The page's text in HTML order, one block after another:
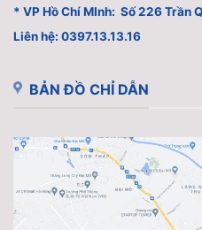
* VP Hồ Chí MInh: Số 226 Trần
Liên hệ: 0397.13.13.16
BẢN ĐỒ CHỈ DẪN